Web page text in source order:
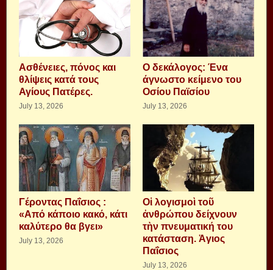
Aσθένειες, πόνος και
θλίψεις κατά τους
Αγίους Πατέρες.
July 13, 2026
Ο δεκάλογος: Ένα
άγνωστο κείμενο του
Οσίου Παϊσίου
July 13, 2026
Γέροντας Παΐσιος :
«Από κάποιο κακό, κάτι
καλύτερο θα βγει»
July 13, 2026
Οἱ λογισμοὶ τοῦ
ἀνθρώπου δείχνουν
τὴν πνευματική του
κατάσταση. Ἁγιος
Παΐσιος
July 13, 2026